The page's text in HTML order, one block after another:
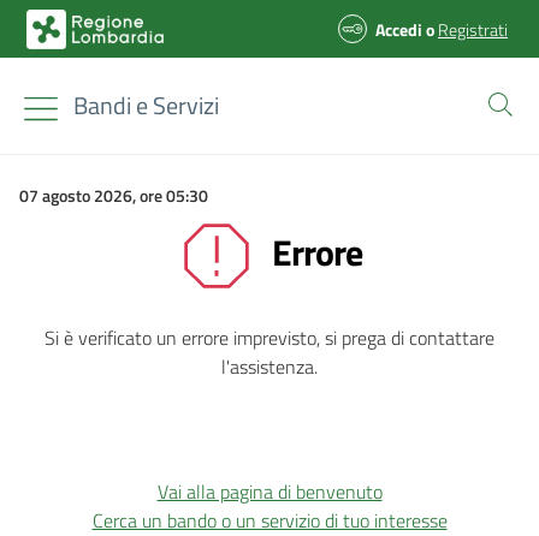
AccedioRegistrati
Bandi e Servizi
07 agosto 2026, ore 05:30
Errore
Si è verificato un errore imprevisto, si prega di contattare
l'assistenza.
Vai alla pagina di benvenuto
Cerca un bando o un servizio di tuo interesse